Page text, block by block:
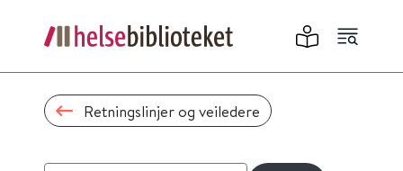
Retningslinjer og veiledere